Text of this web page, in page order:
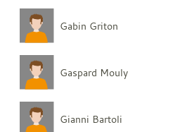
Gabin Griton
Gaspard Mouly
Gianni Bartoli